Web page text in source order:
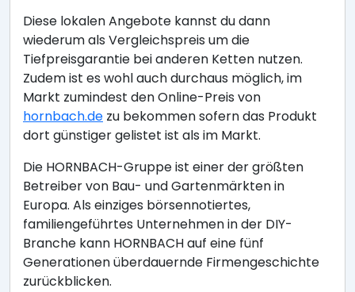
Diese lokalen Angebote kannst du dann
wiederum als Vergleichspreis um die
Tiefpreisgarantie bei anderen Ketten nutzen.
Zudem ist es wohl auch durchaus möglich, im
Markt zumindest den Online-Preis von
hornbach.de zu bekommen sofern das Produkt
dort günstiger gelistet ist als im Markt.
Die HORNBACH-Gruppe ist einer der größten
Betreiber von Bau- und Gartenmärkten in
Europa. Als einziges börsennotiertes,
familiengeführtes Unternehmen in der DIY-
Branche kann HORNBACH auf eine fünf
Generationen überdauernde Firmengeschichte
zurückblicken.